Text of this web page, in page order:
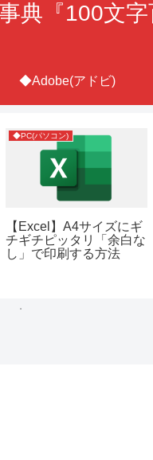
典『100文字
◆Adobe(アドビ)
◆PC(パソコン)
【Excel】A4サイズにギ
チギチピッタリ「余白な
し」で印刷する方法